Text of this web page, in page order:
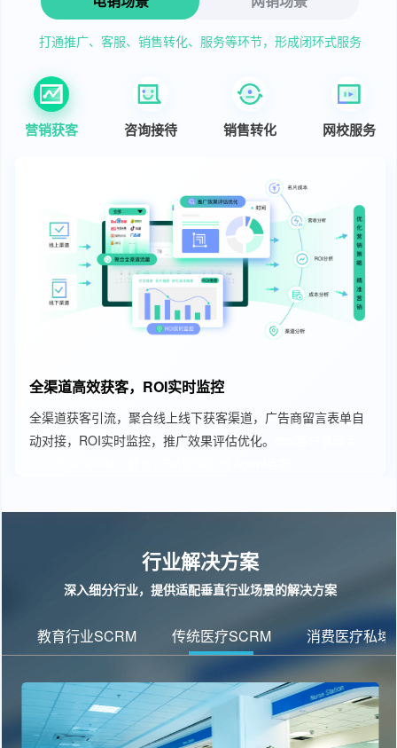
打通推广、客服、销售转化、服务等环节，形成闭环式服务
营销获客 咨询接待 销售转化 网校服务
全渠道高效获客，ROI实时监控
全渠道获客引流，聚合线上线下获客渠道，广告商留言表单自
动对接，ROI实时监控，推广效果评估优化。
行业解决方案
深入细分行业，提供适配垂直行业场景的解决方案
教育行业SCRM 传统医疗SCRM 消费医疗私域